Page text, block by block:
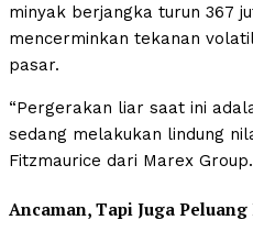
minyak berjangka turun 367
mencerminkan tekanan
pasar.
“Pergerakan liar saat ini
sedang melakukan lindung
Fitzmaurice dari Marex Group.
Ancaman, Tapi Juga Peluang